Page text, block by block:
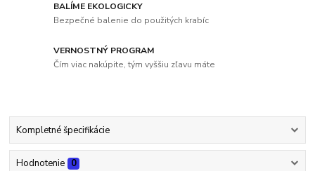
BALÍME EKOLOGICKY
Bezpečné balenie do použitých krabíc
VERNOSTNÝ PROGRAM
Čím viac nakúpite, tým vyššiu zľavu máte
Kompletné špecifikácie
Hodnotenie 0